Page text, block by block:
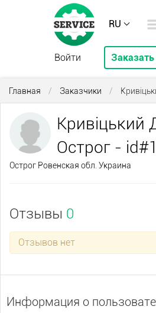
RU
Войти
Главная / Заказчики /
Кривіцький
Острог -
Острог Ровенская обл. Украина
Отзывы 0
Отзывов нет
Информация о